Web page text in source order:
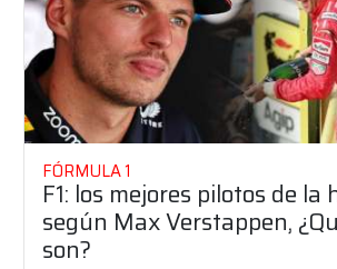
FÓRMULA 1
F1: los mejores pilotos de la
según Max Verstappen,
son?